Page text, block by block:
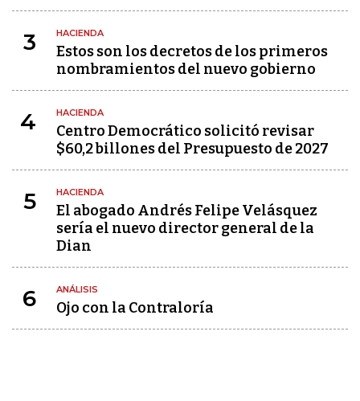
3 HACIENDA
Estos son los decretos de los primeros
nombramientos del nuevo gobierno
4 HACIENDA
Centro Democrático solicitó revisar
$60,2 billones del Presupuesto de 2027
5 HACIENDA
El abogado Andrés Felipe Velásquez
sería el nuevo director general de la
Dian
6 ANÁLISIS
Ojo con la Contraloría